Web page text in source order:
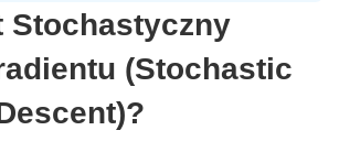
Stochastyczny
(Stochastic